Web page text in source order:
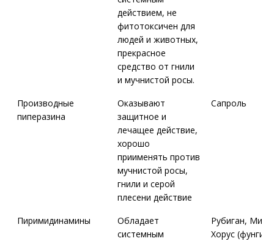
действием, не
фитотоксичен для
людей и животных,
прекрасное
средство от гнили
и мучнистой росы.
Производные
пиперазина
Оказывают
защитное и
лечащее действие,
хорошо
приименять против
мучнистой росы,
гнили и серой
плесени действие
Сапроль
Пиримидинамины
Обладает
системным
Рубиган,
Хорус